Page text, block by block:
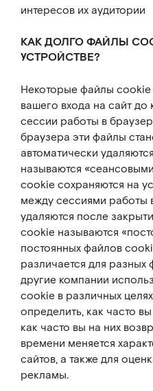
интересов их аудитории
КАК ДОЛГО ФАЙЛЫ
УСТРОЙСТВЕ?
Некоторые файлы cookie
вашего входа на сайт до
сессии работы в
браузера эти файлы
автоматически
называются
cookie сохраняются на
между сессиями работы
удаляются после
cookie называются
постоянных файлов
различается для
другие компании
cookie в различных
определить, как часто
как часто вы на них
времени меняется
сайтов, а также для
рекламы.